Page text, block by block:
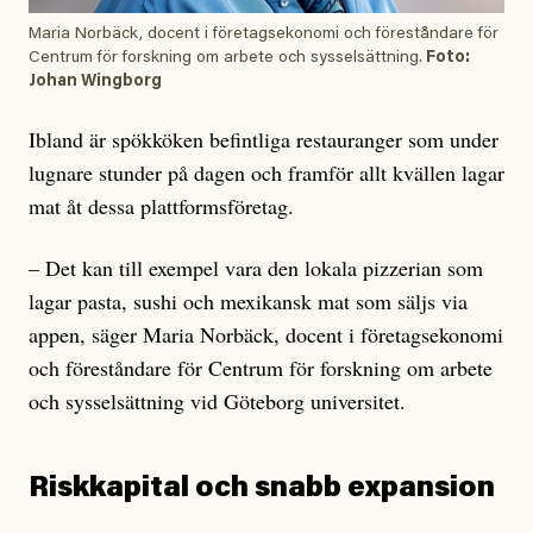
Maria Norbäck, docent i företagsekonomi och föreståndare för
Centrum för forskning om arbete och sysselsättning. Foto:
Johan Wingborg
Ibland är spökköken befintliga restauranger som under
lugnare stunder på dagen och framför allt kvällen lagar
mat åt dessa plattformsföretag.
– Det kan till exempel vara den lokala pizzerian som
lagar pasta, sushi och mexikansk mat som säljs via
appen, säger Maria Norbäck, docent i företagsekonomi
och föreståndare för Centrum för forskning om arbete
och sysselsättning vid Göteborg universitet.
Riskkapital och snabb expansion